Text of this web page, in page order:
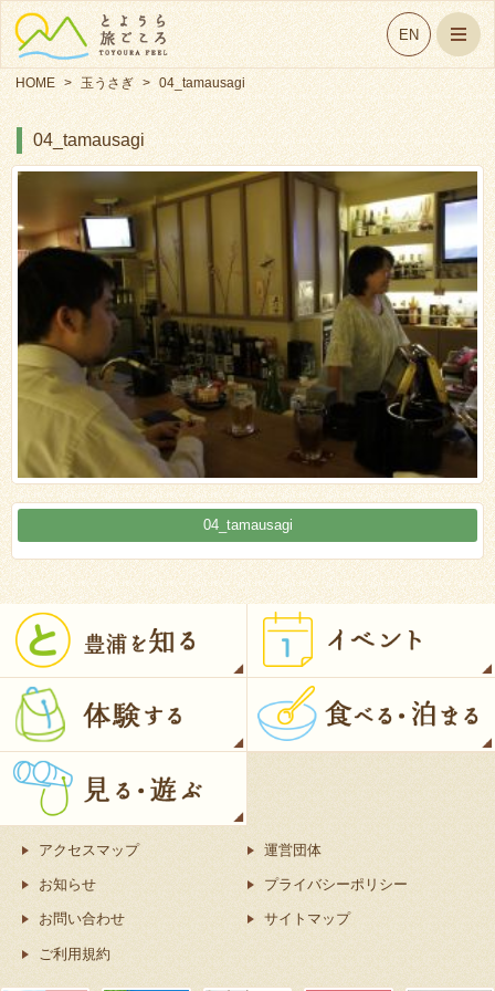
EN
HOME > 玉うさぎ > 04_tamausagi
04_tamausagi
04_tamausagi
アクセスマップ
お知らせ
お問い合わせ
ご利用規約
運営団体
プライバシーポリシー
サイトマップ